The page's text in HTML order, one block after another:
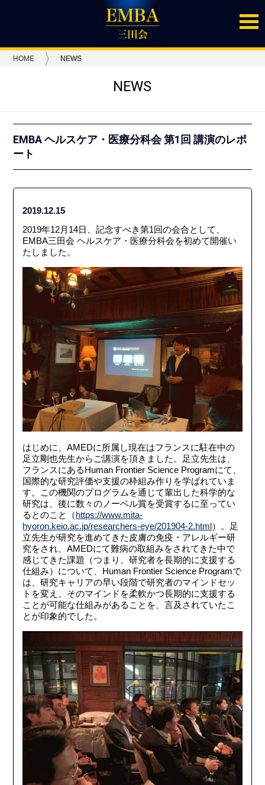
HOME NEWS
NEWS
EMBA ヘルスケア・医療分科会 第1回 講演のレポ
ート
2019.12.15
2019年12月14日、記念すべき第1回の会合として、
EMBA三田会 ヘルスケア・医療分科会を初めて開催い
たしました。
はじめに、AMEDに所属し現在はフランスに駐在中の
足立剛也先生からご講演を頂きました。足立先生は、
フランスにあるHuman Frontier Science Programにて、
国際的な研究評価や支援の枠組み作りを学ばれていま
す。この機関のプログラムを通じて輩出した科学的な
研究は、後に数々のノーベル賞を受賞するに至ってい
るとのこと（ https://www.mita-
hyoron.keio.ac.jp/researchers-eye/201904-2.html ）。足
立先生が研究を進めてきた皮膚の免疫・アレルギー研
究をされ、AMEDにて難病の取組みをされてきた中で
感じてきた課題（つまり、研究者を長期的に支援する
仕組み）について、Human Frontier Science Programで
は、研究キャリアの早い段階で研究者のマインドセッ
トを変え、そのマインドを柔軟かつ長期的に支援する
ことが可能な仕組みがあることを、言及されていたこ
とが印象的でした。